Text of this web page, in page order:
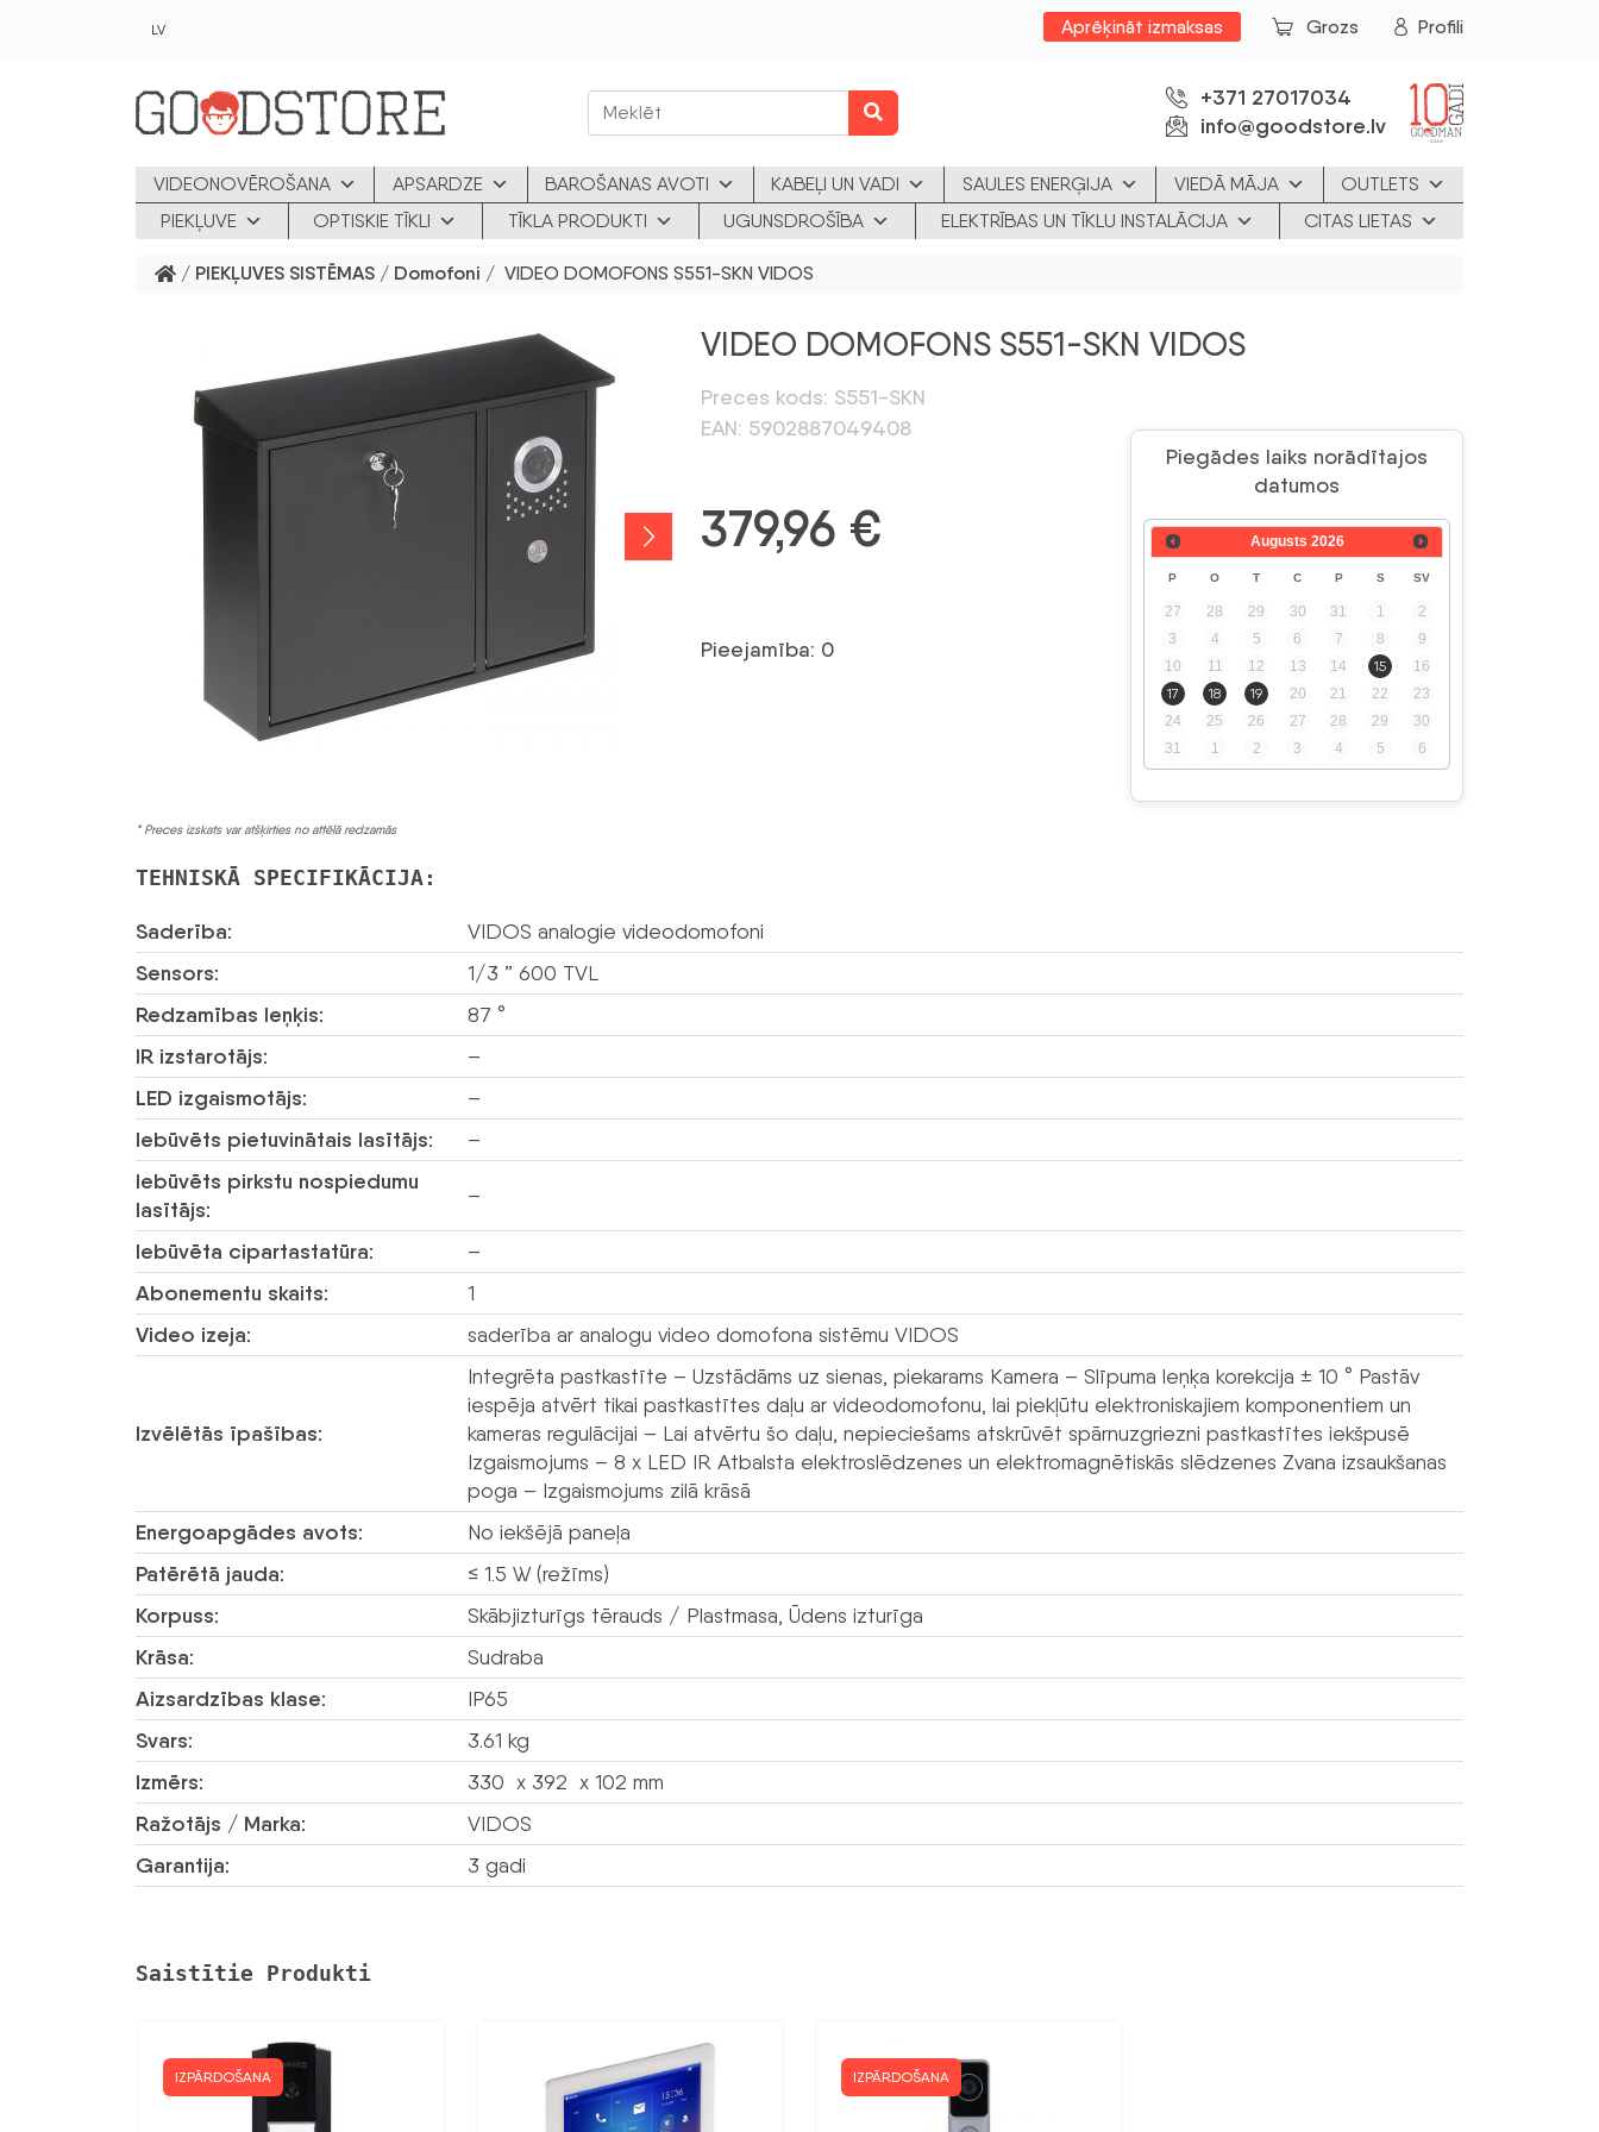
LV Aprēķināt izmaksas Grozs Profili
+371 27017034
info@goodstore.lv
VIDEONOVĒROŠANA APSARDZE BAROŠANAS AVOTI KABEĻI UN VADI SAULES ENERĢIJA VIEDĀ MĀJA
OUTLETS
PIEKĻUVE
OPTISKIE TĪKLI TĪKLA PRODUKTI UGUNSDROŠĪBA ELEKTRĪBAS UN TĪKLU INSTALĀCIJA CITAS LIETAS
/ PIEKĻUVES SISTĒMAS / Domofoni / VIDEO DOMOFONS S551-SKN VIDOS
* Preces izskats var atšķirties no attēlā redzamās
VIDEO DOMOFONS S551-SKN VIDOS
Preces kods: S551-SKN
EAN: 5902887049408
Piegādes laiks norādītajos
datumos
Augusts 2026
P O T C P S SV
27 28 29 30 31 1
2
3
4 5 6 7 8
9
10
11 12 13 14 15
16
17
18 19 20 21 22
23
24
25 26 27 28 29
30
31
1 2 3 4 5 6
379,96 €
Pieejamība: 0
TEHNISKĀ SPECIFIKĀCIJA:
Saderība: VIDOS analogie videodomofoni
Sensors: 1/3 ” 600 TVL
Redzamības leņķis: 87 °
IR izstarotājs: –
LED izgaismotājs: –
Iebūvēts pietuvinātais lasītājs: –
Iebūvēts pirkstu nospiedumu
lasītājs:
–
Iebūvēta cipartastatūra: –
Abonementu skaits: 1
Video izeja: saderība ar analogu video domofona sistēmu VIDOS
Izvēlētās īpašības:
Integrēta pastkastīte – Uzstādāms uz sienas, piekarams Kamera – Slīpuma leņķa korekcija ± 10 ° Pastāv
iespēja atvērt tikai pastkastītes daļu ar videodomofonu, lai piekļūtu elektroniskajiem komponentiem un
kameras regulācijai – Lai atvērtu šo daļu, nepieciešams atskrūvēt spārnuzgriezni pastkastītes iekšpusē
Izgaismojums – 8 x LED IR Atbalsta elektroslēdzenes un elektromagnētiskās slēdzenes Zvana izsaukšanas
poga – Izgaismojums zilā krāsā
Energoapgādes avots: No iekšējā paneļa
Patērētā jauda: ≤ 1.5 W (režīms)
Korpuss: Skābjizturīgs tērauds / Plastmasa, Ūdens izturīga
Krāsa: Sudraba
Aizsardzības klase: IP65
Svars: 3.61 kg
Izmērs: 330 x 392 x 102 mm
Ražotājs / Marka: VIDOS
Garantija: 3 gadi
Saistītie Produkti
IZPĀRDOŠANA IZPĀRDOŠANA